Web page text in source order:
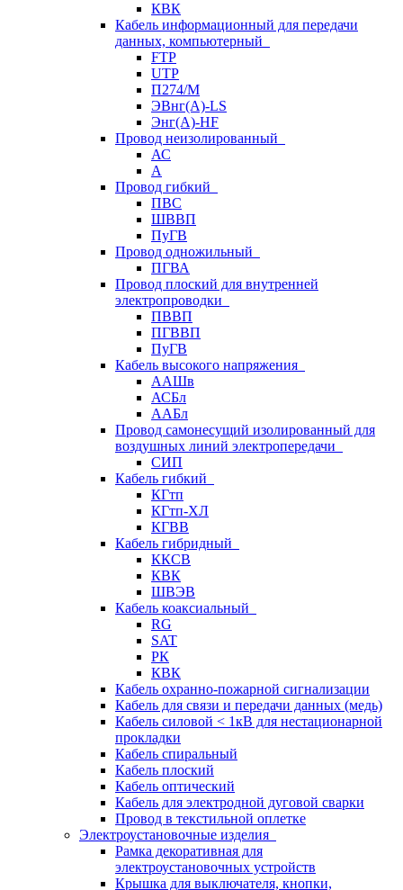
КВК
Кабель информационный для передачи
данных, компьютерный
FTP
UTP
П274/М
ЭВнг(А)-LS
Энг(А)-HF
Провод неизолированный
АС
А
Провод гибкий
ПВС
ШВВП
ПуГВ
Провод одножильный
ПГВА
Провод плоский для внутренней
электропроводки
ПВВП
ПГВВП
ПуГВ
Кабель высокого напряжения
ААШв
АСБл
ААБл
Провод самонесущий изолированный для
воздушных линий электропередачи
СИП
Кабель гибкий
КГтп
КГтп-ХЛ
КГВВ
Кабель гибридный
ККСВ
КВК
ШВЭВ
Кабель коаксиальный
RG
SAT
РК
КВК
Кабель охранно-пожарной сигнализации
Кабель для связи и передачи данных (медь)
Кабель силовой < 1кВ для нестационарной
прокладки
Кабель спиральный
Кабель плоский
Кабель оптический
Кабель для электродной дуговой сварки
Провод в текстильной оплетке
Электроустановочные изделия
Рамка декоративная для
электроустановочных устройств
Крышка для выключателя, кнопки,